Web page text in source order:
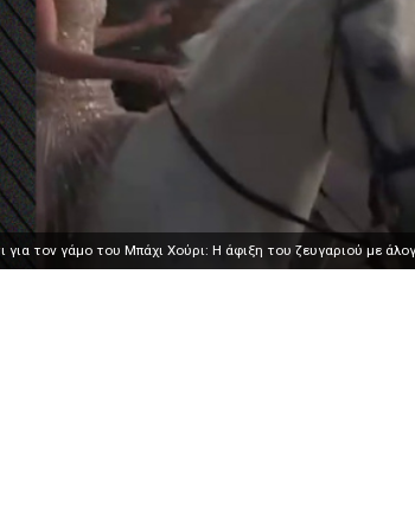
για τον γάμο του Μπάχι Χούρι: Η άφιξη του ζευγαριού με